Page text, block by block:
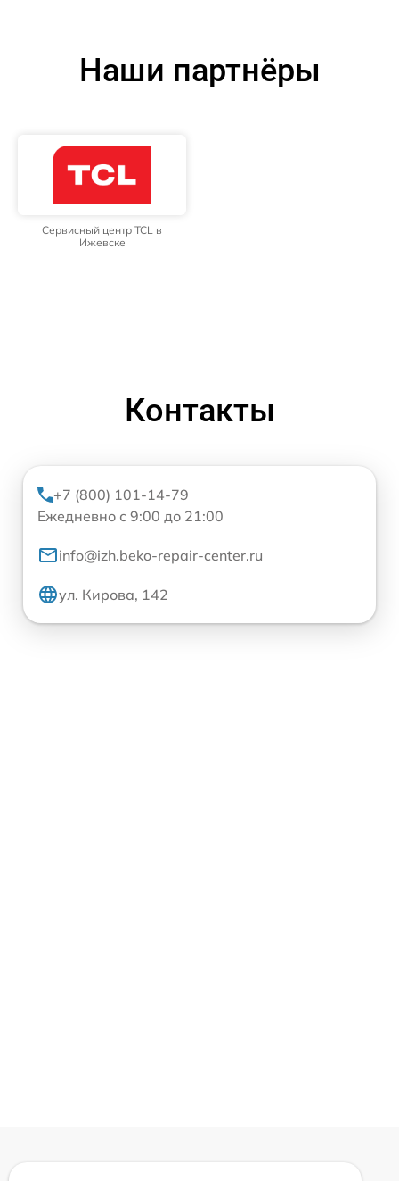
Наши партнёры
Сервисный центр TCL в
Ижевске
Контакты
+7 (800) 101-14-79
Ежедневно с 9:00 до 21:00
info@izh.beko-repair-center.ru
ул. Кирова, 142